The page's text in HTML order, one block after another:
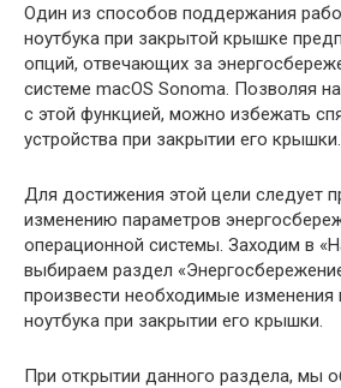
Один из способов поддержания
ноутбука при закрытой крышке
опций, отвечающих за
системе macOS Sonoma. Позволяя
с этой функцией, можно избежать
устройства при закрытии его крышки.
Для достижения этой цели следует
изменению параметров
операционной системы. Заходим в
выбираем раздел
произвести необходимые изменения
ноутбука при закрытии его крышки.
При открытии данного раздела, мы